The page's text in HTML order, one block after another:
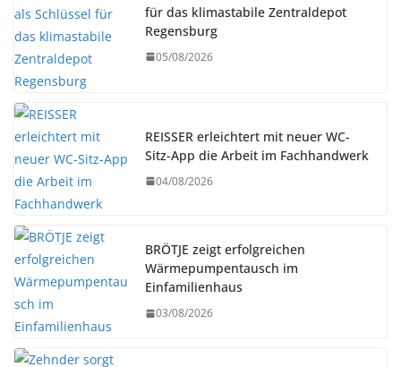
für das klimastabile Zentraldepot
Regensburg
05/08/2026
REISSER erleichtert mit neuer WC-
Sitz-App die Arbeit im Fachhandwerk
04/08/2026
BRÖTJE zeigt erfolgreichen
Wärmepumpentausch im
Einfamilienhaus
03/08/2026